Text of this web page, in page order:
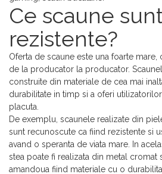
Ce scaune
rezistente?
Oferta de scaune este una foarte mare,
de la producator la producator.
construite din materiale de cea mai
durabilitate in timp si a oferi
placuta.
De exemplu, scaunele realizate din
sunt recunoscute ca fiind rezistente si
avand o speranta de viata mare. In
stea poate fi realizata din metal cromat
amandoua fiind materiale cu o